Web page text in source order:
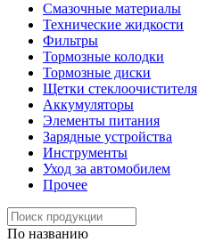
Смазочные материалы
Технические жидкости
Фильтры
Тормозные колодки
Тормозные диски
Щетки стеклоочистителя
Аккумуляторы
Элементы питания
Зарядные устройства
Инструменты
Уход за автомобилем
Прочее
По названию